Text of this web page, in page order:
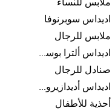
ملابس للنساء
اديداس سوبرنوفا
ملابس للرجال
اديداس ألترا بوست
صنادل للرجال
اديداس أديدازيرو معدات الجري
أحذية للأطفال